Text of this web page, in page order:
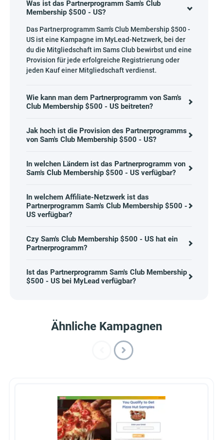
Was ist das Partnerprogramm Sam's Club
Membership $500 - US?
Das Partnerprogramm Sam's Club Membership $500 -
US ist eine Kampagne im MyLead-Netzwerk, bei der
du die Mitgliedschaft im Sams Club bewirbst und eine
Provision für jede erfolgreiche Registrierung oder
jeden Kauf einer Mitgliedschaft verdienst.
Wie kann man dem Partnerprogramm von Sam's
Club Membership $500 - US beitreten?
Jak hoch ist die Provision des Partnerprogramms
von Sam's Club Membership $500 - US?
In welchen Ländern ist das Partnerprogramm von
Sam's Club Membership $500 - US verfügbar?
In welchem Affiliate-Netzwerk ist das
Partnerprogramm Sam's Club Membership $500 -
US verfügbar?
Czy Sam's Club Membership $500 - US hat ein
Partnerprogramm?
Ist das Partnerprogramm Sam's Club Membership
$500 - US bei MyLead verfügbar?
Ähnliche Kampagnen